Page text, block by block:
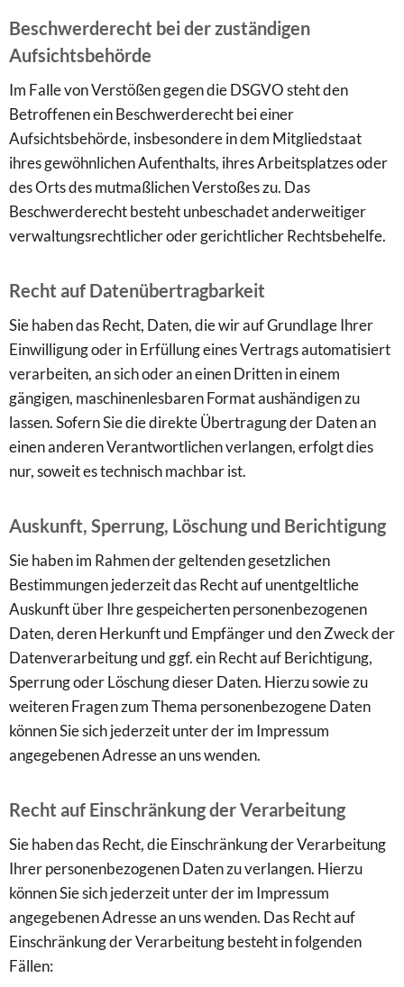
Beschwerderecht bei der zuständigen
Aufsichtsbehörde
Im Falle von Verstößen gegen die DSGVO steht den
Betroffenen ein Beschwerderecht bei einer
Aufsichtsbehörde, insbesondere in dem Mitgliedstaat
ihres gewöhnlichen Aufenthalts, ihres Arbeitsplatzes oder
des Orts des mutmaßlichen Verstoßes zu. Das
Beschwerderecht besteht unbeschadet anderweitiger
verwaltungsrechtlicher oder gerichtlicher Rechtsbehelfe.
Recht auf Datenübertragbarkeit
Sie haben das Recht, Daten, die wir auf Grundlage Ihrer
Einwilligung oder in Erfüllung eines Vertrags automatisiert
verarbeiten, an sich oder an einen Dritten in einem
gängigen, maschinenlesbaren Format aushändigen zu
lassen. Sofern Sie die direkte Übertragung der Daten an
einen anderen Verantwortlichen verlangen, erfolgt dies
nur, soweit es technisch machbar ist.
Auskunft, Sperrung, Löschung und Berichtigung
Sie haben im Rahmen der geltenden gesetzlichen
Bestimmungen jederzeit das Recht auf unentgeltliche
Auskunft über Ihre gespeicherten personenbezogenen
Daten, deren Herkunft und Empfänger und den Zweck der
Datenverarbeitung und ggf. ein Recht auf Berichtigung,
Sperrung oder Löschung dieser Daten. Hierzu sowie zu
weiteren Fragen zum Thema personenbezogene Daten
können Sie sich jederzeit unter der im Impressum
angegebenen Adresse an uns wenden.
Recht auf Einschränkung der Verarbeitung
Sie haben das Recht, die Einschränkung der Verarbeitung
Ihrer personenbezogenen Daten zu verlangen. Hierzu
können Sie sich jederzeit unter der im Impressum
angegebenen Adresse an uns wenden. Das Recht auf
Einschränkung der Verarbeitung besteht in folgenden
Fällen: